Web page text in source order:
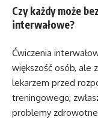
Czy każdy może
interwałowe?
Ćwiczenia
większość osób, ale
lekarzem przed
treningowego,
problemy